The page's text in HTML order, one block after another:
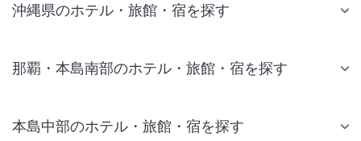
沖縄県のホテル・旅館・宿を探す
那覇・本島南部のホテル・旅館・宿を探す
本島中部のホテル・旅館・宿を探す